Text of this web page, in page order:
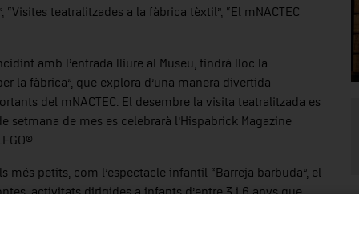
teatralitzades a la fàbrica tèxtil”, “El mNACTEC
amb l’entrada lliure al Museu, tindrà lloc la
la fàbrica”, que explora d’una manera divertida
del mNACTEC. El desembre la visita teatralitzada es
de mes es celebrarà l’Hispabrick Magazine
petits, com l’espectacle infantil “Barreja barbuda”, el
activitats dirigides a infants d’entre 3 i 6 anys que